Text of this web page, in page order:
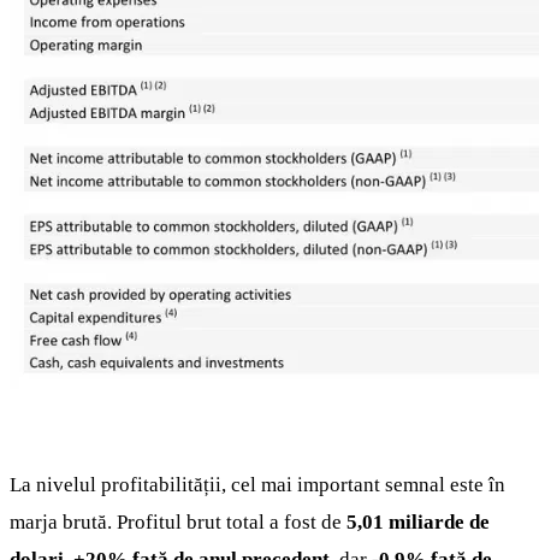
La nivelul profitabilității, cel mai important semnal este în
marja brută. Profitul brut total a fost de 5,01 miliarde de